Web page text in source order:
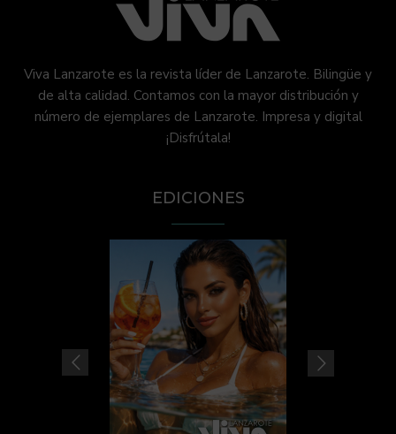
Viva Lanzarote es la revista líder de Lanzarote. Bilingüe y
de alta calidad. Contamos con la mayor distribución y
número de ejemplares de Lanzarote. Impresa y digital
¡Disfrútala!
EDICIONES